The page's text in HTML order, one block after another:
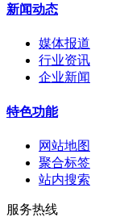
新闻动态
媒体报道
行业资讯
企业新闻
特色功能
网站地图
聚合标签
站内搜索
服务热线